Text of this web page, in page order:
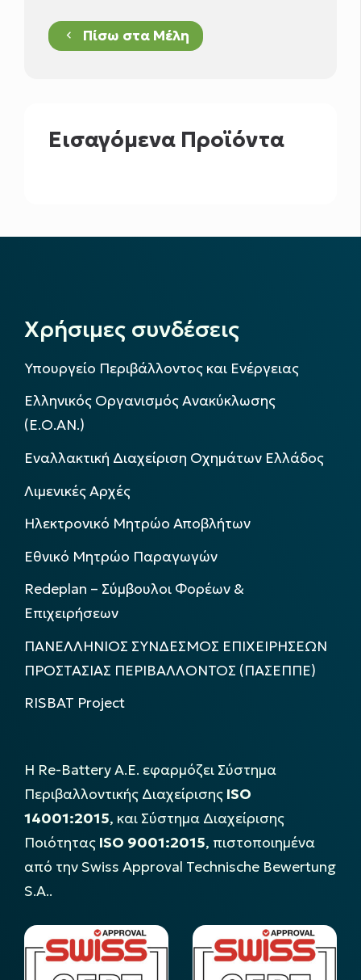
keyboard_arrow_left Πίσω στα Μέλη
Εισαγόμενα Προϊόντα
Χρήσιμες συνδέσεις
Υπουργείο Περιβάλλοντος και Ενέργειας
Ελληνικός Οργανισμός Ανακύκλωσης
(Ε.Ο.ΑΝ.)
Εναλλακτική Διαχείριση Οχημάτων Ελλάδος
Λιμενικές Αρχές
Ηλεκτρονικό Μητρώο Αποβλήτων
Εθνικό Μητρώο Παραγωγών
Redeplan – Σύμβουλοι Φορέων &
Επιχειρήσεων
ΠΑΝΕΛΛΗΝΙΟΣ ΣΥΝΔΕΣΜΟΣ ΕΠΙΧΕΙΡΗΣΕΩΝ
ΠΡΟΣΤΑΣΙΑΣ ΠΕΡΙΒΑΛΛΟΝΤΟΣ (ΠΑΣΕΠΠΕ)
RISBAT Project
Η Re-Battery Α.Ε. εφαρμόζει Σύστημα
Περιβαλλοντικής Διαχείρισης ISO
14001:2015, και Σύστημα Διαχείρισης
Ποιότητας ISO 9001:2015, πιστοποιημένα
από την Swiss Approval Technische Bewertung
S.A..